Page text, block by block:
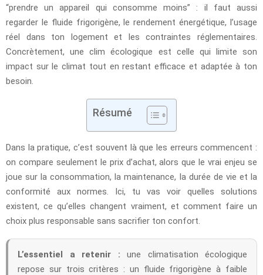
“prendre un appareil qui consomme moins” : il faut aussi
regarder le fluide frigorigène, le rendement énergétique, l’usage
réel dans ton logement et les contraintes réglementaires.
Concrètement, une clim écologique est celle qui limite son
impact sur le climat tout en restant efficace et adaptée à ton
besoin.
Résumé
Dans la pratique, c’est souvent là que les erreurs commencent :
on compare seulement le prix d’achat, alors que le vrai enjeu se
joue sur la consommation, la maintenance, la durée de vie et la
conformité aux normes. Ici, tu vas voir quelles solutions
existent, ce qu’elles changent vraiment, et comment faire un
choix plus responsable sans sacrifier ton confort.
L’essentiel a retenir : une climatisation écologique
repose sur trois critères : un fluide frigorigène à faible